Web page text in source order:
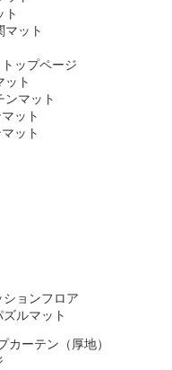
ト
マット
ップページ
ット
ンマット
ット
ット
ョンフロア
ルマット
カーテン（厚地）